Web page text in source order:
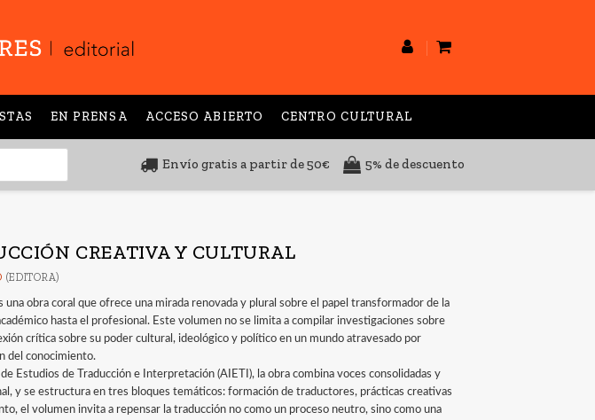
EN PRENSA ACCESO ABIERTO CENTRO CULTURAL
Envío gratis a partir de 50€ 5% de descuento
CREATIVA Y CULTURAL
(EDITORA)
una obra coral que ofrece una mirada renovada y plural sobre el papel transformador de la
hasta el profesional. Este volumen no se limita a compilar investigaciones sobre
crítica sobre su poder cultural, ideológico y político en un mundo atravesado por
del conocimiento.
Estudios de Traducción e Interpretación (AIETI), la obra combina voces consolidadas y
y se estructura en tres bloques temáticos: formación de traductores, prácticas creativas
el volumen invita a repensar la traducción no como un proceso neutro, sino como una